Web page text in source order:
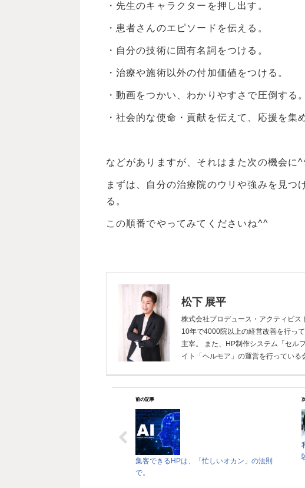
・先生のキャラクターを押し出す。
・患者さんのエピソードを伝える。
・自分の技術に固有名詞をつける。
・治療や施術以外の付加価値をつける。
・動画をつかい、わかりやすさで圧倒する。
・社会的な使命・貢献を伝えて、応援を集
などがありますが、それはまた次の機会に
まずは、自分の治療院のウリや強みを見つ
る。
この順番でやってみてくださいね^^
松下 展平
株式会社プロデュース・アクティビ
10年で4000院以上の経営改善を行っ
主宰。 また、HP制作システム「セル
イト「ヘルモア」の運営を行っている
前の記事
集客できるHPは、「忙しいオカン」の法則
で。